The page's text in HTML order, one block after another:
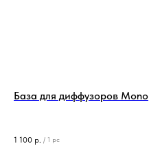
База для диффузоров Mono
1 100 р. / 1 pc